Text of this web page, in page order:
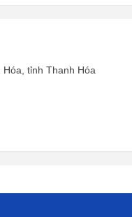
tỉnh Thanh Hóa